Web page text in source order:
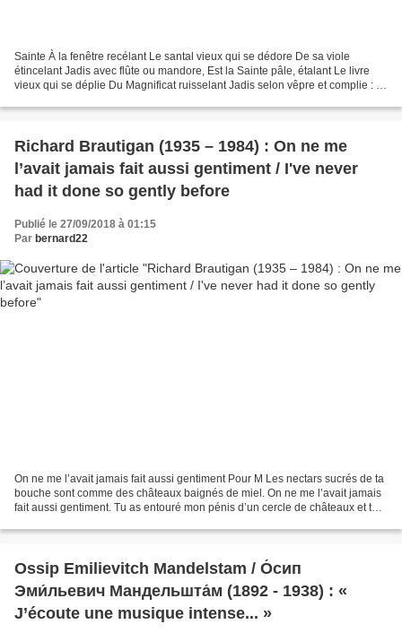
Sainte À la fenêtre recélant Le santal vieux qui se dédore De sa viole
étincelant Jadis avec flûte ou mandore, Est la Sainte pâle, étalant Le livre
vieux qui se déplie Du Magnificat ruisselant Jadis selon vêpre et complie : À
Richard Brautigan (1935 – 1984) : On ne me
l’avait jamais fait aussi gentiment / I've never
had it done so gently before
Publié le 27/09/2018 à 01:15
Par bernard22
On ne me l’avait jamais fait aussi gentiment Pour M Les nectars sucrés de ta
bouche sont comme des châteaux baignés de miel. On ne me l’avait jamais
fait aussi gentiment. Tu as entouré mon pénis d’un cercle de châteaux et tu
Ossip Emilievitch Mandelstam / О́сип
Эми́льевич Мандельшта́м (1892 - 1938) : «
J’écoute une musique intense... »